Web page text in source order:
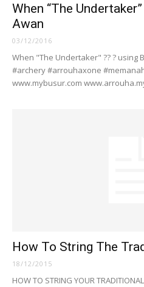
When “The
Awan
03/12/2016
When "The Undertaker" ?? ? using
#archery #arrouhaxone
www.mybusur.com
How To String The
18/12/2015
HOW TO STRING YOUR